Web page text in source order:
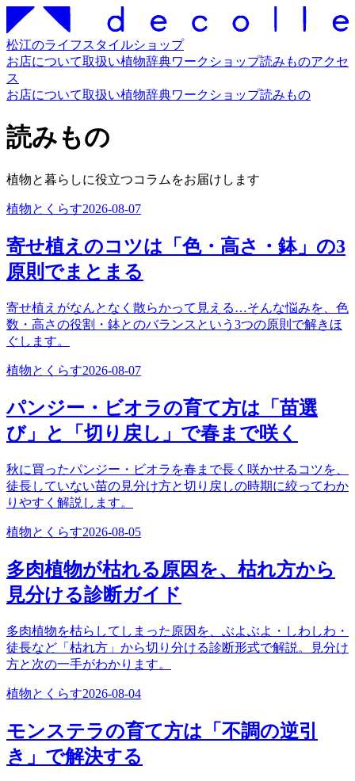
松江のライフスタイルショップ
お店について取扱い植物辞典ワークショップ読みものアクセ
ス
お店について取扱い植物辞典ワークショップ読みもの
読みもの
植物と暮らしに役立つコラムをお届けします
植物とくらす2026-08-07
寄せ植えのコツは「色・高さ・鉢」の3
原則でまとまる
寄せ植えがなんとなく散らかって見える…そんな悩みを、色
数・高さの役割・鉢とのバランスという3つの原則で解きほ
ぐします。
植物とくらす2026-08-07
パンジー・ビオラの育て方は「苗選
び」と「切り戻し」で春まで咲く
秋に買ったパンジー・ビオラを春まで長く咲かせるコツを、
徒長していない苗の見分け方と切り戻しの時期に絞ってわか
りやすく解説します。
植物とくらす2026-08-05
多肉植物が枯れる原因を、枯れ方から
見分ける診断ガイド
多肉植物を枯らしてしまった原因を、ぶよぶよ・しわしわ・
徒長など「枯れ方」から切り分ける診断形式で解説。見分け
方と次の一手がわかります。
植物とくらす2026-08-04
モンステラの育て方は「不調の逆引
き」で解決する